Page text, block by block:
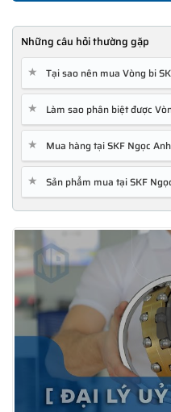
Những câu hỏi thường gặp
★ Tại sao nên mua Vòng bi
★ Làm sao phân biệt được
★ Mua hàng tại SKF Ngọc
★ Sản phẩm mua tại SKF